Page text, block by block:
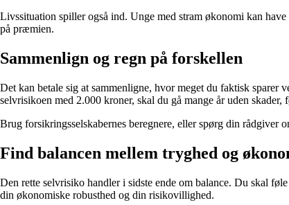
Livssituation spiller også ind. Unge med stram økonomi kan
på præmien.
Sammenlign og regn på forskellen
Det kan betale sig at sammenligne, hvor meget du faktisk
selvrisikoen med 2.000 kroner, skal du gå mange år uden skader,
Brug forsikringsselskabernes beregnere, eller spørg din
Find balancen mellem tryghed og
Den rette selvrisiko handler i sidste ende om balance. Du skal
din økonomiske robusthed og din risikovillighed.